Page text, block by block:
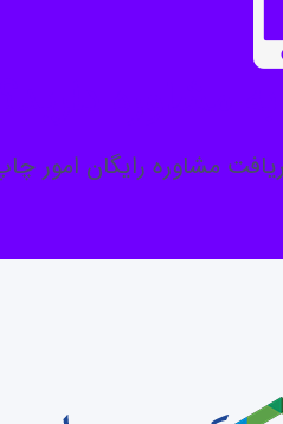
مشاوره رایگان امور